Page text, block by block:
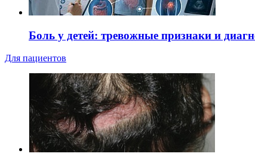
Боль у детей: тревожные признаки и
Для пациентов